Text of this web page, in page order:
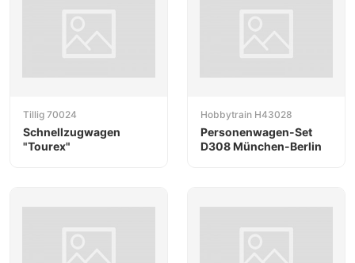
Tillig 70024
Schnellzugwagen
"Tourex"
Hobbytrain H43028
Personenwagen-Set
D308 München-Berlin